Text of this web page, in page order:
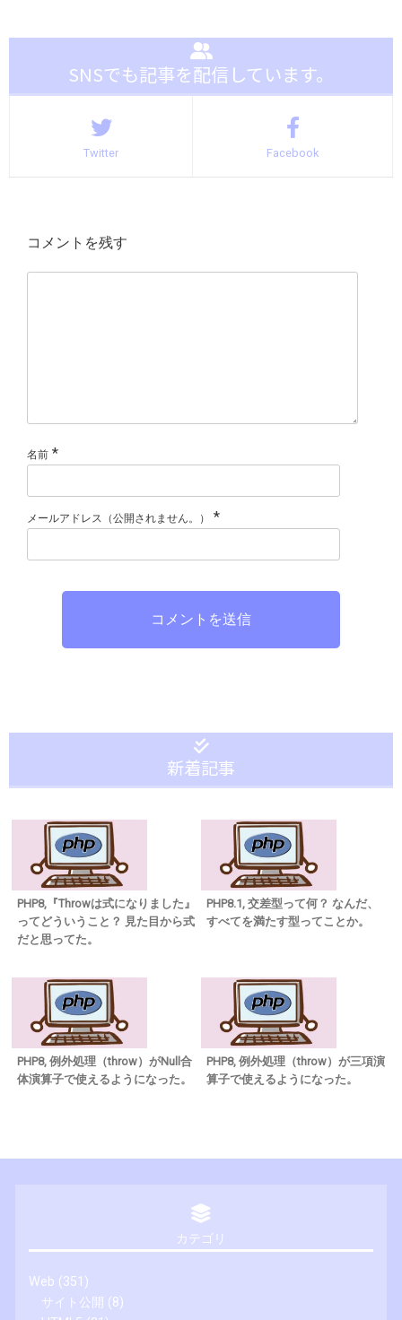
SNSでも記事を配信しています。
Twitter Facebook
コメントを残す
名前 *
メールアドレス（公開されません。） *
コメントを送信
新着記事
PHP8,『Throwは式になりました』
ってどういうこと？ 見た目から式
だと思ってた。
PHP8.1, 交差型って何？ なんだ、
すべてを満たす型ってことか。
PHP8, 例外処理（throw）がNull合
体演算子で使えるようになった。
PHP8, 例外処理（throw）が三項演
算子で使えるようになった。
カテゴリ
Web (351)
サイト公開 (8)